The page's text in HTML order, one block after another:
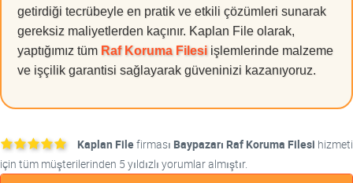
getirdiği tecrübeyle en pratik ve etkili çözümleri sunarak
gereksiz maliyetlerden kaçınır. Kaplan File olarak,
yaptığımız tüm Raf Koruma Filesi işlemlerinde malzeme
ve işçilik garantisi sağlayarak güveninizi kazanıyoruz.
Kaplan Filefirması Baypazarı Raf Koruma Filesi hizmeti
için tüm müşterilerinden 5 yıldızlı yorumlar almıştır.